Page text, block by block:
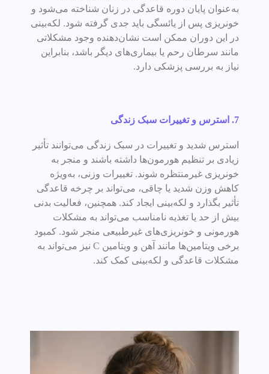
به‌عنوان پایان دوره قاعدگی در زنان شناخته می‌شود و
خونریزی پس از یائسگی باید جدی گرفته شود. لکه‌بینی
در این دوران ممکن است نشان‌دهنده وجود مشکلاتی
مانند سرطان رحم یا بیماری‌های دیگر باشد، بنابراین
نیاز به بررسی پزشکی دارد.
7. استرس و تغییرات سبک زندگی
استرس شدید و تغییرات در سبک زندگی می‌توانند تأثیر
زیادی بر تنظیم هورمون‌ها داشته باشند و منجر به
خونریزی غیرمنتظره شوند. تغییرات وزنی، به‌ویژه
کاهش وزن شدید یا چاقی، می‌تواند بر چرخه قاعدگی
تأثیر بگذارد و لکه‌بینی ایجاد کند. همچنین، فعالیت بدنی
بیش از حد یا تغذیه نامناسب می‌تواند به مشکلات
هورمونی و خونریزی‌های غیرطبیعی منجر شود. کمبود
برخی ویتامین‌ها مانند آهن و ویتامین C نیز می‌تواند به
مشکلات قاعدگی و لکه‌بینی کمک کند.